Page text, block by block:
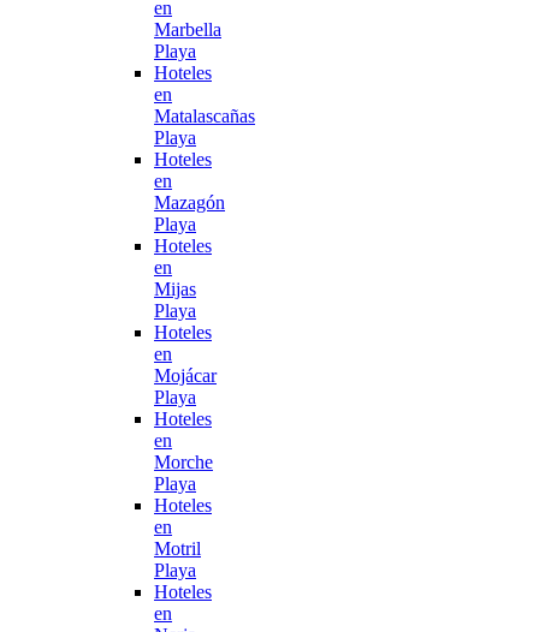
en
Marbella
Playa
Hoteles
en
Matalascañas
Playa
Hoteles
en
Mazagón
Playa
Hoteles
en
Mijas
Playa
Hoteles
en
Mojácar
Playa
Hoteles
en
Morche
Playa
Hoteles
en
Motril
Playa
Hoteles
en